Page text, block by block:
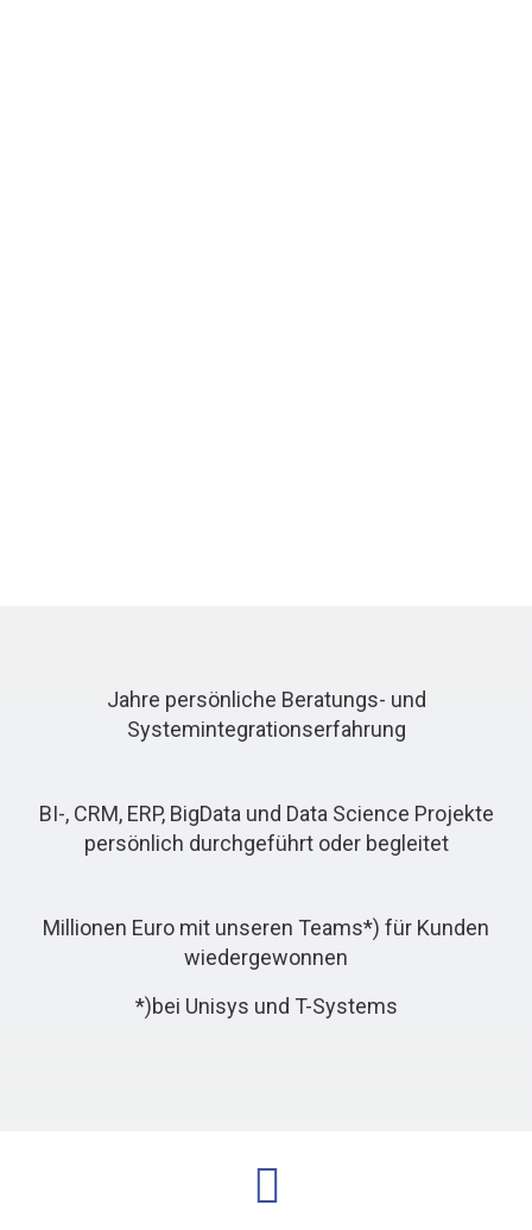
Jahre persönliche Beratungs- und
Systemintegrationserfahrung
BI-, CRM, ERP, BigData und Data Science Projekte
persönlich durchgeführt oder begleitet
Millionen Euro mit unseren Teams*) für Kunden
wiedergewonnen
*)bei Unisys und T-Systems